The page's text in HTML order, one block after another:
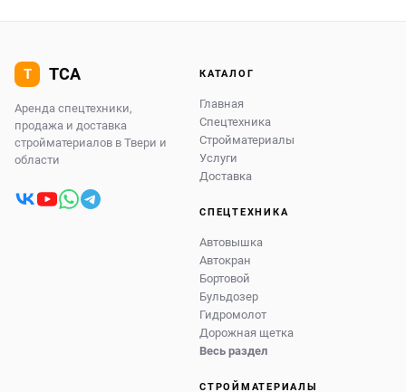
Аренда спецтехники,
продажа и доставка
стройматериалов в Твери и
области
КАТАЛОГ
Главная
Спецтехника
Стройматериалы
Услуги
Доставка
СПЕЦТЕХНИКА
Автовышка
Автокран
Бортовой
Бульдозер
Гидромолот
Дорожная щетка
Весь раздел
СТРОЙМАТЕРИАЛЫ